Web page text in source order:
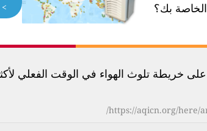
بك؟
> aqicn.org/gaia/ <
خريطة تلوث الهواء في الوقت الفعلي لأكثر من
https://aqicn.org/here/